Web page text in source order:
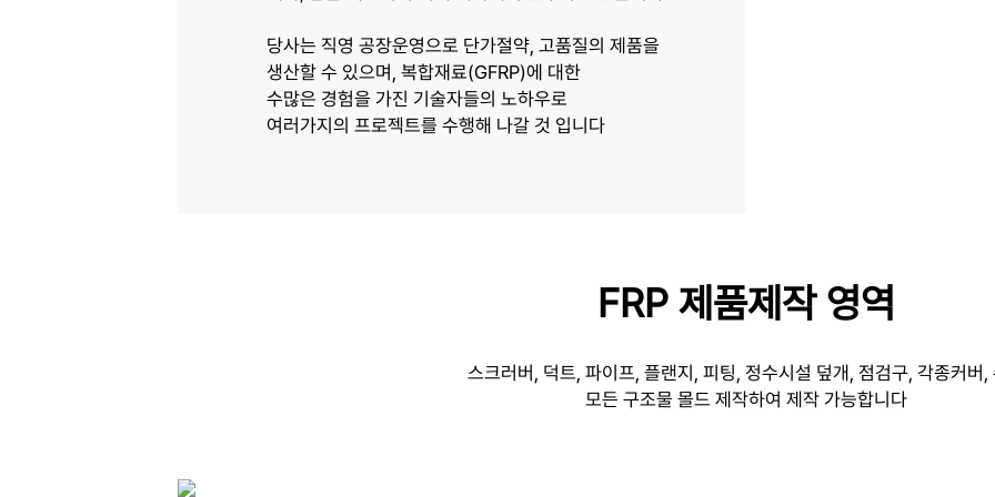
당사는 직영 공장운영으로 단가절약, 고품질의 제품을
생산할 수 있으며, 복합재료(GFRP)에 대한
수많은 경험을 가진 기술자들의 노하우로
여러가지의 프로젝트를 수행해 나갈 것 입니다
FRP 제품제작 영역
스크러버, 덕트, 파이프, 플랜지, 피팅, 정수시설 덮개, 점검구, 각종커버,
모든 구조물 몰드 제작하여 제작 가능합니다